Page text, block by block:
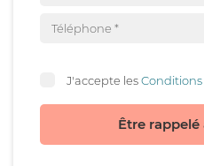
J'accepte les
Être